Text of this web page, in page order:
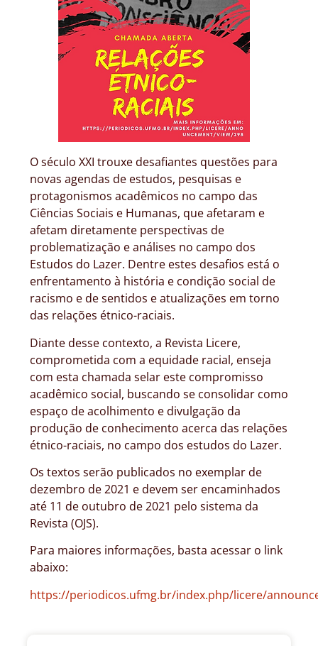
O século XXI trouxe desafiantes questões para
novas agendas de estudos, pesquisas e
protagonismos acadêmicos no campo das
Ciências Sociais e Humanas, que afetaram e
afetam diretamente perspectivas de
problematização e análises no campo dos
Estudos do Lazer. Dentre estes desafios está o
enfrentamento à história e condição social de
racismo e de sentidos e atualizações em torno
das relações étnico-raciais.
Diante desse contexto, a Revista Licere,
comprometida com a equidade racial, enseja
com esta chamada selar este compromisso
acadêmico social, buscando se consolidar como
espaço de acolhimento e divulgação da
produção de conhecimento acerca das relações
étnico-raciais, no campo dos estudos do Lazer.
Os textos serão publicados no exemplar de
dezembro de 2021 e devem ser encaminhados
até 11 de outubro de 2021 pelo sistema da
Revista (OJS).
Para maiores informações, basta acessar o link
abaixo:
https://periodicos.ufmg.br/index.php/licere/